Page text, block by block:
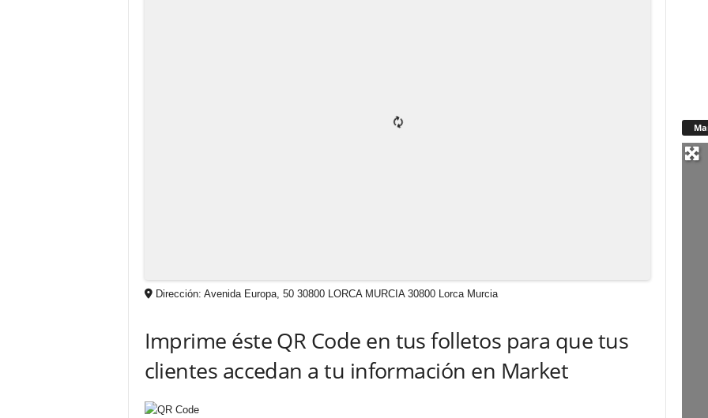
Dirección: Avenida Europa, 50 30800 LORCA MURCIA 30800 Lorca Murcia
Imprime éste QR Code en tus folletos para que tus
clientes accedan a tu información en Market